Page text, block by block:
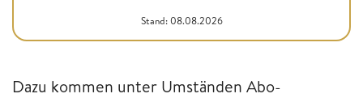
Stand: 08.08.2026
Dazu kommen unter Umständen Abo-